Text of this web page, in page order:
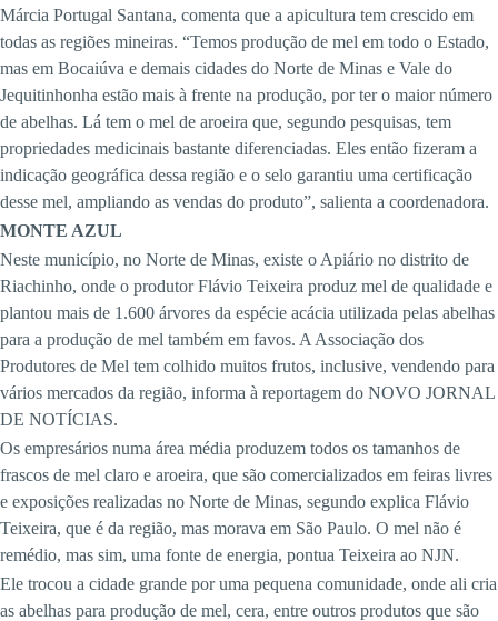
Márcia Portugal Santana, comenta que a apicultura tem crescido em
todas as regiões mineiras. “Temos produção de mel em todo o Estado,
mas em Bocaiúva e demais cidades do Norte de Minas e Vale do
Jequitinhonha estão mais à frente na produção, por ter o maior número
de abelhas. Lá tem o mel de aroeira que, segundo pesquisas, tem
propriedades medicinais bastante diferenciadas. Eles então fizeram a
indicação geográfica dessa região e o selo garantiu uma certificação
desse mel, ampliando as vendas do produto”, salienta a coordenadora.
MONTE AZUL
Neste município, no Norte de Minas, existe o Apiário no distrito de
Riachinho, onde o produtor Flávio Teixeira produz mel de qualidade e
plantou mais de 1.600 árvores da espécie acácia utilizada pelas abelhas
para a produção de mel também em favos. A Associação dos
Produtores de Mel tem colhido muitos frutos, inclusive, vendendo para
vários mercados da região, informa à reportagem do NOVO JORNAL
DE NOTÍCIAS.
Os empresários numa área média produzem todos os tamanhos de
frascos de mel claro e aroeira, que são comercializados em feiras livres
e exposições realizadas no Norte de Minas, segundo explica Flávio
Teixeira, que é da região, mas morava em São Paulo. O mel não é
remédio, mas sim, uma fonte de energia, pontua Teixeira ao NJN.
Ele trocou a cidade grande por uma pequena comunidade, onde ali cria
as abelhas para produção de mel, cera, entre outros produtos que são